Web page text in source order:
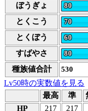
ぼうぎょ 80
とくこう 70
とくぼう 60
すばやさ 80
種族値合計 530
Lv50時の実数値を見る
最高
準
HP
217 217